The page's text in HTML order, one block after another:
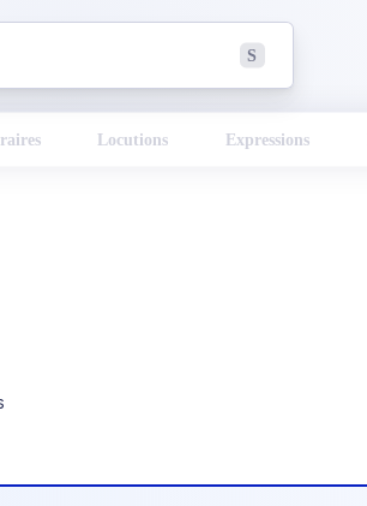
S
Locutions Expressions